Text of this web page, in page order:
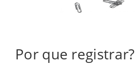
Por que registrar?